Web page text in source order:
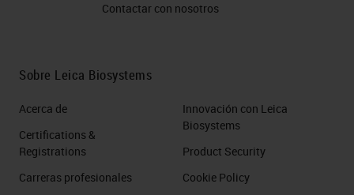
Contactar con nosotros
Sobre Leica Biosystems
Acerca de
Certifications &
Registrations
Carreras profesionales
Innovación con Leica
Biosystems
Product Security
Cookie Policy